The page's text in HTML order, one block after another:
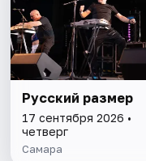
Русский размер
17 сентября 2026 •
четверг
Самара